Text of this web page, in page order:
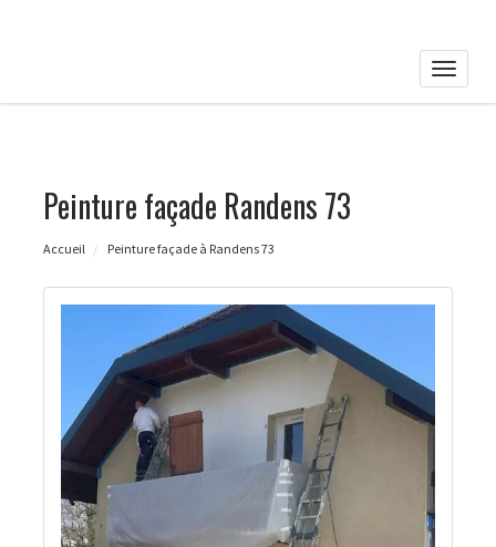
Toggle
Peinture façade Randens 73
Accueil Peinture façade à Randens 73